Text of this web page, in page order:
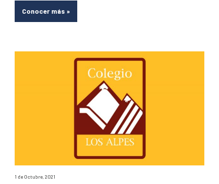
Conocer más »
1 de Octubre, 2021